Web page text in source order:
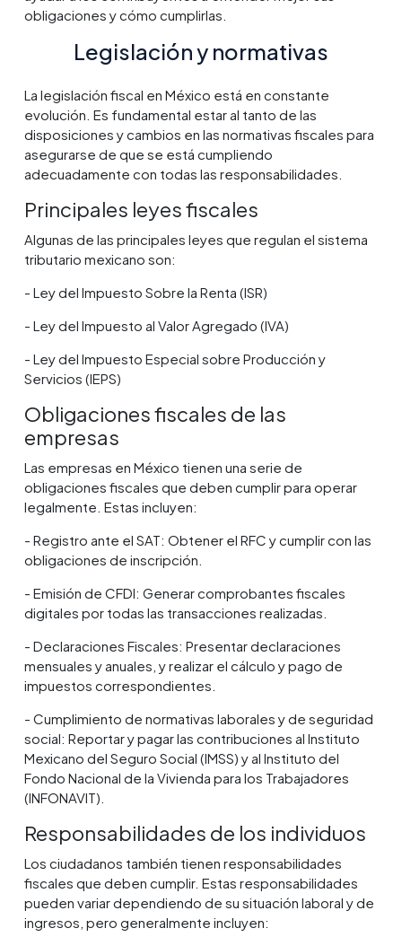
obligaciones y cómo cumplirlas.
Legislación y normativas
La legislación fiscal en México está en constante
evolución. Es fundamental estar al tanto de las
disposiciones y cambios en las normativas fiscales para
asegurarse de que se está cumpliendo
adecuadamente con todas las responsabilidades.
Principales leyes fiscales
Algunas de las principales leyes que regulan el sistema
tributario mexicano son:
- Ley del Impuesto Sobre la Renta (ISR)
- Ley del Impuesto al Valor Agregado (IVA)
- Ley del Impuesto Especial sobre Producción y
Servicios (IEPS)
Obligaciones fiscales de las
empresas
Las empresas en México tienen una serie de
obligaciones fiscales que deben cumplir para operar
legalmente. Estas incluyen:
- Registro ante el SAT: Obtener el RFC y cumplir con las
obligaciones de inscripción.
- Emisión de CFDI: Generar comprobantes fiscales
digitales por todas las transacciones realizadas.
- Declaraciones Fiscales: Presentar declaraciones
mensuales y anuales, y realizar el cálculo y pago de
impuestos correspondientes.
- Cumplimiento de normativas laborales y de seguridad
social: Reportar y pagar las contribuciones al Instituto
Mexicano del Seguro Social (IMSS) y al Instituto del
Fondo Nacional de la Vivienda para los Trabajadores
(INFONAVIT).
Responsabilidades de los individuos
Los ciudadanos también tienen responsabilidades
fiscales que deben cumplir. Estas responsabilidades
pueden variar dependiendo de su situación laboral y de
ingresos, pero generalmente incluyen: